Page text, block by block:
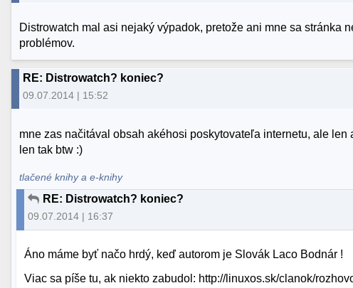
Distrowatch mal asi nejaký výpadok, pretože ani mne sa stránka
problémov.
RE: Distrowatch? koniec?
09.07.2014 | 15:52
mne zas načitával obsah akéhosi poskytovateľa internetu, ale len
len tak btw :)
tlačené knihy a e-knihy
RE: Distrowatch? koniec?
09.07.2014 | 16:37
Áno máme byť načo hrdý, keď autorom je Slovák Laco Bodnár !
Viac sa píše tu, ak niekto zabudol: http://linuxos.sk/clanok/